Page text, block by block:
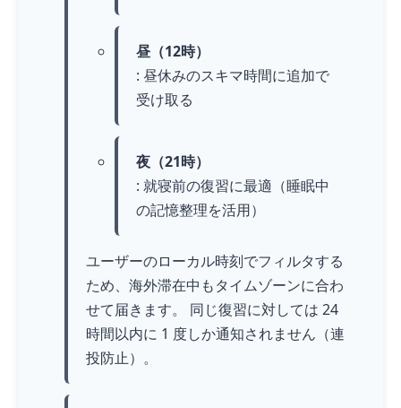
昼（12時）
: 昼休みのスキマ時間に追加で
受け取る
夜（21時）
: 就寝前の復習に最適（睡眠中
の記憶整理を活用）
ユーザーのローカル時刻でフィルタする
ため、海外滞在中もタイムゾーンに合わ
せて届きます。 同じ復習に対しては 24
時間以内に 1 度しか通知されません（連
投防止）。